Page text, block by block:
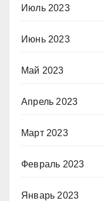
Июль 2023
Июнь 2023
Май 2023
Апрель 2023
Март 2023
Февраль 2023
Январь 2023